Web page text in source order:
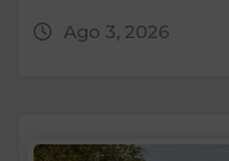
Ago 3, 2026